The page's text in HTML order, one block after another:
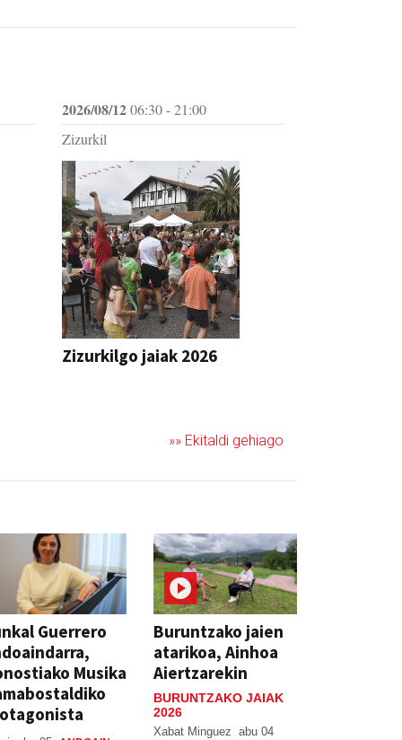
2026/08/1206:30 - 21:00
Zizurkil
Zizurkilgo jaiak 2026
»» Ekitaldi gehiago
Guerrero
Musika
Buruntzako jaien
atarikoa, Ainhoa
Aiertzarekin
BURUNTZAKO JAIAK
2026
Xabat Minguez abu 04